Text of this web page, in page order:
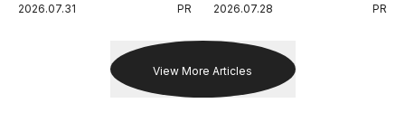
出した新機軸。
2026.07.31 PR
戦を夢見るランナーたちの奮闘
2026.07.28 PR
View More Articles